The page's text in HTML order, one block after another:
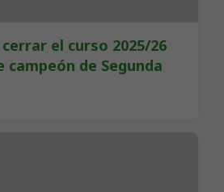
cerrar el curso 2025/26
de Segunda